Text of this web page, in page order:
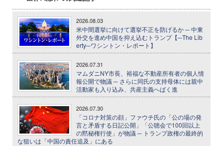
2026.08.03
米中間選挙に向けて選挙不正を防げるか ─ 中東
外交を進め中国を抑え込むトランプ【─The Lib
erty─ワシントン・レポート】
2026.07.31
マムダニNY市長、裕福な不動産所有者の個人情
報公開で物議 ─ さらに同氏の支持母体には親中
活動家も入り込み、共産主義へばく進
2026.07.30
「コロナ対策の顔」ファウチ氏の「公の場の発
言と矛盾する日記公開」「公聴会で100回以上
の黙秘権行使」が物議 ─ トランプ政権の最終的
な狙いは「中国の責任追及」にある